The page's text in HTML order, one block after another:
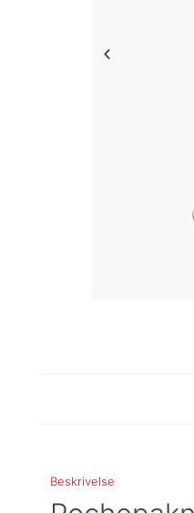
Beskrivelse